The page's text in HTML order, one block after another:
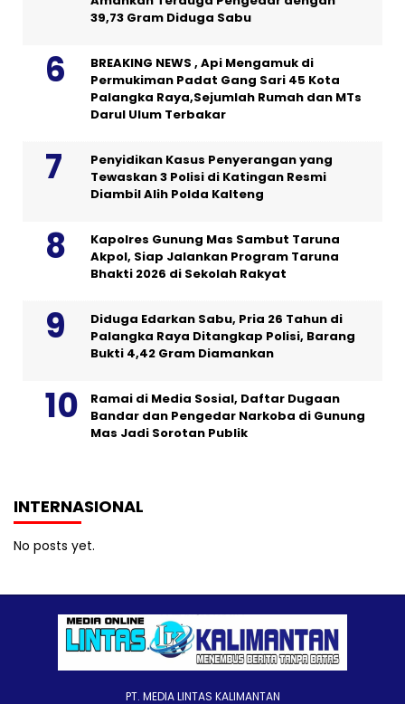
39,73 Gram Diduga Sabu
BREAKING NEWS , Api Mengamuk di
Permukiman Padat Gang Sari 45 Kota
Palangka Raya,Sejumlah Rumah dan MTs
Darul Ulum Terbakar
Penyidikan Kasus Penyerangan yang
Tewaskan 3 Polisi di Katingan Resmi
Diambil Alih Polda Kalteng
Kapolres Gunung Mas Sambut Taruna
Akpol, Siap Jalankan Program Taruna
Bhakti 2026 di Sekolah Rakyat
Diduga Edarkan Sabu, Pria 26 Tahun di
Palangka Raya Ditangkap Polisi, Barang
Bukti 4,42 Gram Diamankan
Ramai di Media Sosial, Daftar Dugaan
Bandar dan Pengedar Narkoba di Gunung
Mas Jadi Sorotan Publik
INTERNASIONAL
No posts yet.
PT. MEDIA LINTAS KALIMANTAN